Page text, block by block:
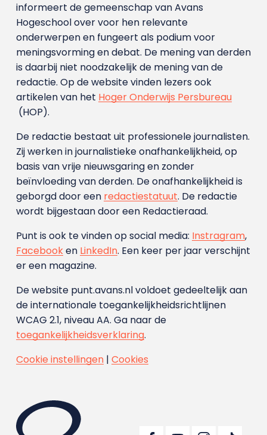
informeert de gemeenschap van Avans
Hogeschool over voor hen relevante
onderwerpen en fungeert als podium voor
meningsvorming en debat. De mening van derden
is daarbij niet noodzakelijk de mening van de
redactie. Op de website vinden lezers ook
artikelen van het Hoger Onderwijs Persbureau
(HOP).
De redactie bestaat uit professionele journalisten.
Zij werken in journalistieke onafhankelijkheid, op
basis van vrije nieuwsgaring en zonder
beïnvloeding van derden. De onafhankelijkheid is
geborgd door een redactiestatuut. De redactie
wordt bijgestaan door een Redactieraad.
Punt is ook te vinden op social media: Instragram,
Facebooken LinkedIn. Een keer per jaar verschijnt
er een magazine.
De website punt.avans.nl voldoet gedeeltelijk aan
de internationale toegankelijkheidsrichtlijnen
WCAG 2.1, niveau AA. Ga naar de
toegankelijkheidsverklaring.
Cookie instellingen| Cookies